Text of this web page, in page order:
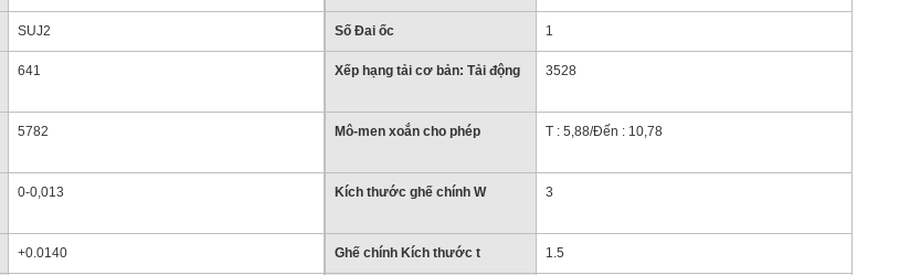
SUJ2 Số Đai ốc 1
641 Xếp hạng tải cơ bản: Tải động 3528
5782 Mô-men xoắn cho phép T : 5,88/Đến : 10,78
0-0,013 Kích thước ghế chính W 3
+0.0140 Ghế chính Kích thước t 1.5